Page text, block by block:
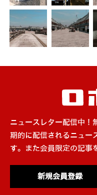
ニュースレター配信中！
期的に配信されるニュー
す。また会員限定の記事
新規会員登録